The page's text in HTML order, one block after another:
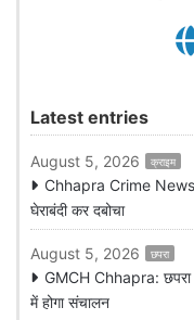
Latest entries
August 5, 2026 क्राइम
Chhapra Crime News:
घेराबंदी कर दबोचा
August 5, 2026 छपरा
GMCH Chhapra:
में होगा संचालन